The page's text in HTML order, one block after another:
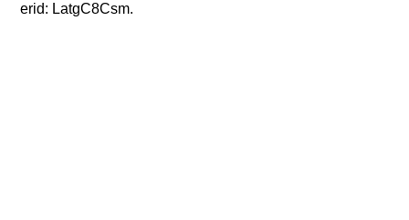
erid: LatgC8Csm.